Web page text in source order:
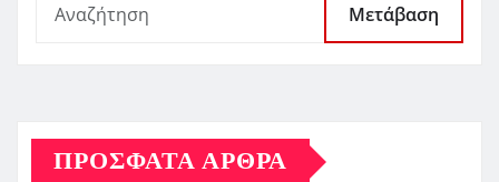
Μετάβαση
ΠΡΌΣΦΑΤΑ ΆΡΘΡΑ